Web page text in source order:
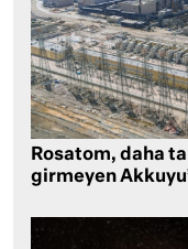
Rosatom, daha
girmeyen